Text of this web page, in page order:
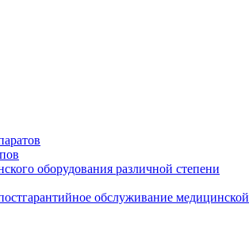
оборудования различной степени
обслуживание медицинской